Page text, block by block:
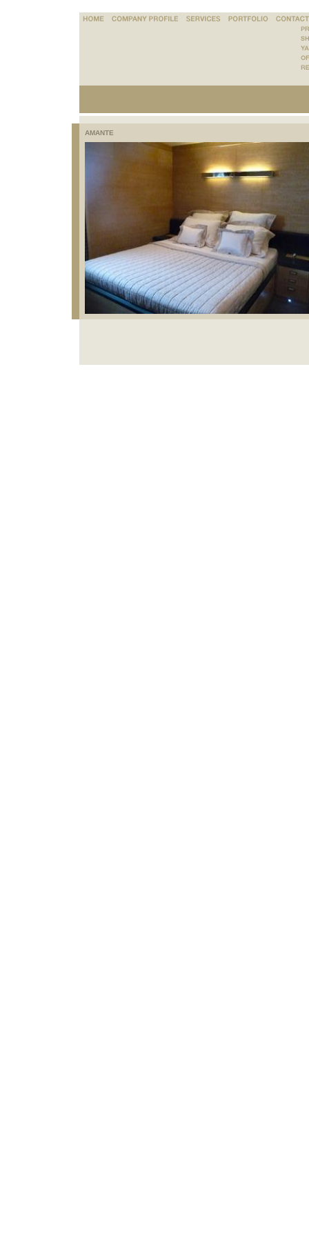
AMANTE